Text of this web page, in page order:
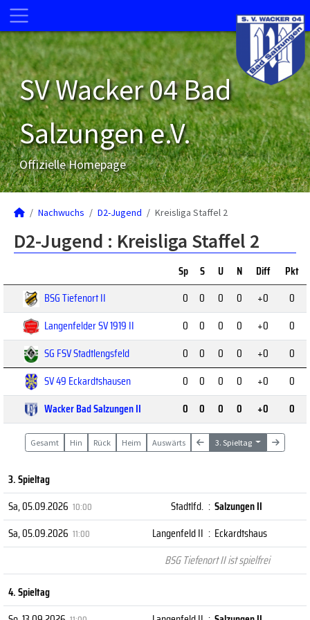
SV Wacker 04 Bad
Salzungen e.V.
Offizielle Homepage
Nachwuchs D2-Jugend Kreisliga Staffel 2
D2-Jugend : Kreisliga Staffel 2
Sp S U N Diff
Pkt
BSG Tiefenort II
0 0 0 0 +0
0
Langenfelder SV 1919 II
0 0 0 0 +0
0
SG FSV Stadtlengsfeld
0 0 0 0 +0
0
SV 49 Eckardtshausen
0 0 0 0 +0
0
Wacker Bad Salzungen II
0 0 0 0 +0 0
Gesamt Hin Rück Heim Auswärts 3. Spieltag
3. Spieltag
Sa, 05.09.2026 10:00 Stadtlfd. : Salzungen II
Sa, 05.09.2026 11:00 Langenfeld II : Eckardtshaus
BSG Tiefenort II ist spielfrei
4. Spieltag